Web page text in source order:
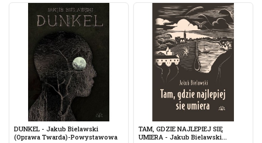
DUNKEL - Jakub Bielawski
(oprawa Twarda)-Powystawowa
TAM, GDZIE NAJLEPIEJ SIĘ
UMIERA - Jakub Bielawski...